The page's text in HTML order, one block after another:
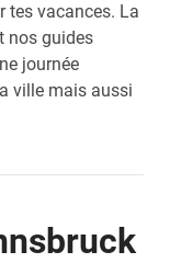
tes vacances. La
nos guides
journée
ville mais aussi